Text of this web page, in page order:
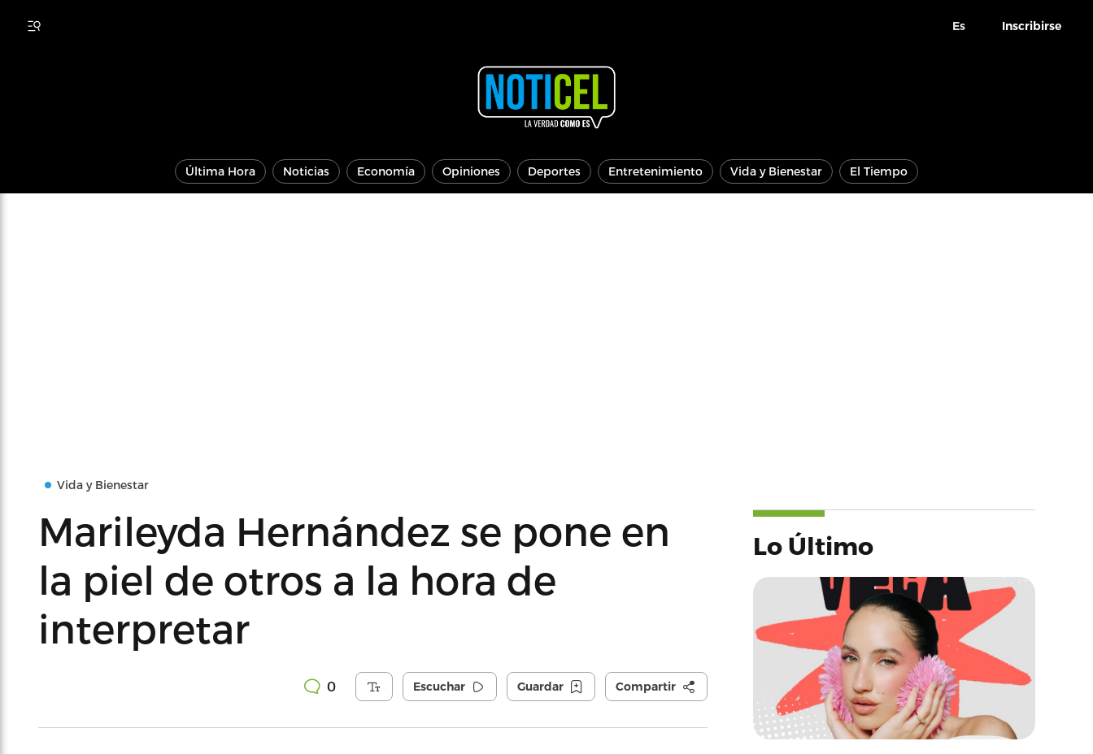
Es Inscribirse
Última Hora Noticias Economía Opiniones Deportes Entretenimiento Vida y Bienestar El Tiempo
Vida y Bienestar
Marileyda Hernández se pone en
la piel de otros a la hora de
interpretar
0 Escuchar Guardar Compartir
Lo Último